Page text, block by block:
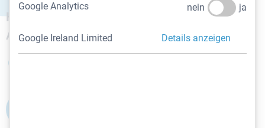
Historischer Platz, herrlicher Fernblick, Top-
Anbindung ins Zentrum
Google Analytics nein ja
Google Ireland Limited Details anzeigen